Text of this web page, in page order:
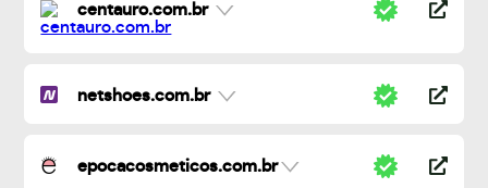
centauro.com.br
netshoes.com.br
epocacosmeticos.com.br